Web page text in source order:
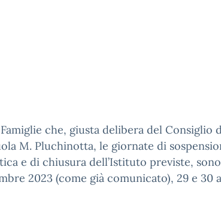
che, giusta delibera del Consiglio
M. Pluchinotta, le giornate di
e di chiusura dell’Istituto previste,
2023 (come già comunicato), 29 e 30